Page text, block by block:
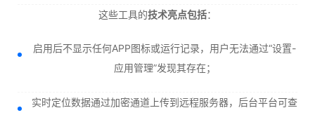
这些工具的技术亮点包括：
启用后不显示任何APP图标或运行记录，用户无法通过“设置-
应用管理”发现其存在；
实时定位数据通过加密通道上传到远程服务器，后台平台可查